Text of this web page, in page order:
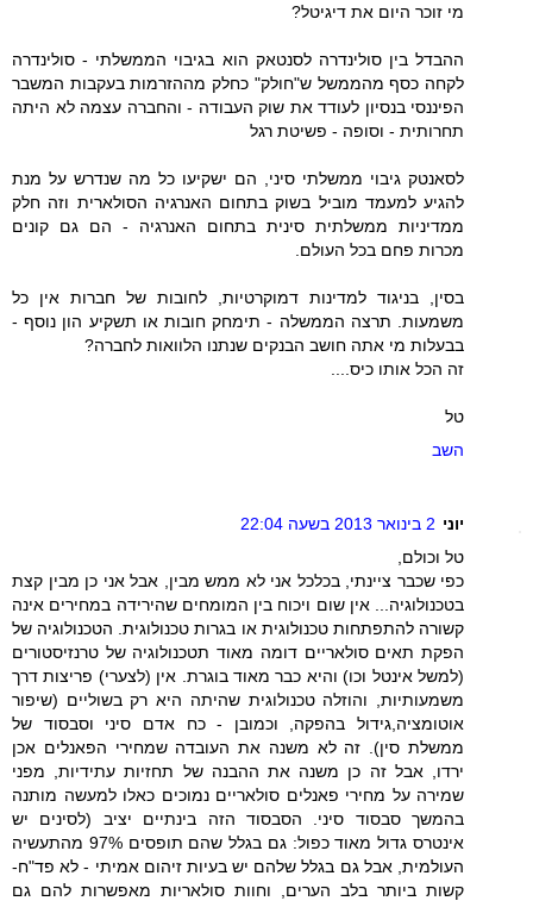
מי זוכר היום את דיגיטל?
ההבדל בין סולינדרה לסנטאק הוא בגיבוי הממשלתי - סולינדרה
לקחה כסף מהממשל ש"חולק" כחלק מההזרמות בעקבות המשבר
הפיננסי בנסיון לעודד את שוק העבודה - והחברה עצמה לא היתה
תחרותית - וסופה - פשיטת רגל
לסאנטק גיבוי ממשלתי סיני, הם ישקיעו כל מה שנדרש על מנת
להגיע למעמד מוביל בשוק בתחום האנרגיה הסולארית וזה חלק
ממדיניות ממשלתית סינית בתחום האנרגיה - הם גם קונים
מכרות פחם בכל העולם.
בסין, בניגוד למדינות דמוקרטיות, לחובות של חברות אין כל
משמעות. תרצה הממשלה - תימחק חובות או תשקיע הון נוסף -
בבעלות מי אתה חושב הבנקים שנתנו הלוואות לחברה?
זה הכל אותו כיס....
טל
השב
יוני 2 בינואר 2013 בשעה 22:04
טל וכולם,
כפי שכבר ציינתי, בכלכל אני לא ממש מבין, אבל אני כן מבין קצת
בטכנולוגיה... אין שום ויכוח בין המומחים שהירידה במחירים אינה
קשורה להתפתחות טכנולוגית או בגרות טכנולוגית. הטכנולוגיה של
הפקת תאים סולאריים דומה מאוד תטכנולוגיה של טרנזיסטורים
(למשל אינטל וכו) והיא כבר מאוד בוגרת. אין (לצערי) פריצות דרך
משמעותיות, והוזלה טכנולוגית שהיתה היא רק בשוליים (שיפור
אוטומציה,גידול בהפקה, וכמובן - כח אדם סיני וסבסוד של
ממשלת סין). זה לא משנה את העובדה שמחירי הפאנלים אכן
ירדו, אבל זה כן משנה את ההבנה של תחזיות עתידיות, מפני
שמירה על מחירי פאנלים סולאריים נמוכים כאלו למעשה מותנה
בהמשך סבסוד סיני. הסבסוד הזה בינתיים יציב (לסינים יש
אינטרס גדול מאוד כפול: גם בגלל שהם תופסים 97% מהתעשיה
העולמית, אבל גם בגלל שלהם יש בעיות זיהום אמיתי - לא פד"ח-
קשות ביותר בלב הערים, וחוות סולאריות מאפשרות להם גם